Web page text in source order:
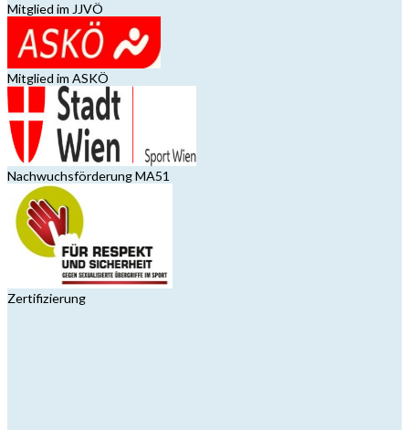
Mitglied im JJVÖ
Mitglied im ASKÖ
Nachwuchsförderung MA51
Zertifizierung